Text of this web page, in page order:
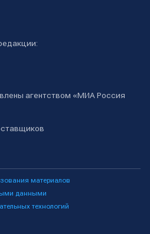
агентством «МИА Россия
материалов
данными
технологий